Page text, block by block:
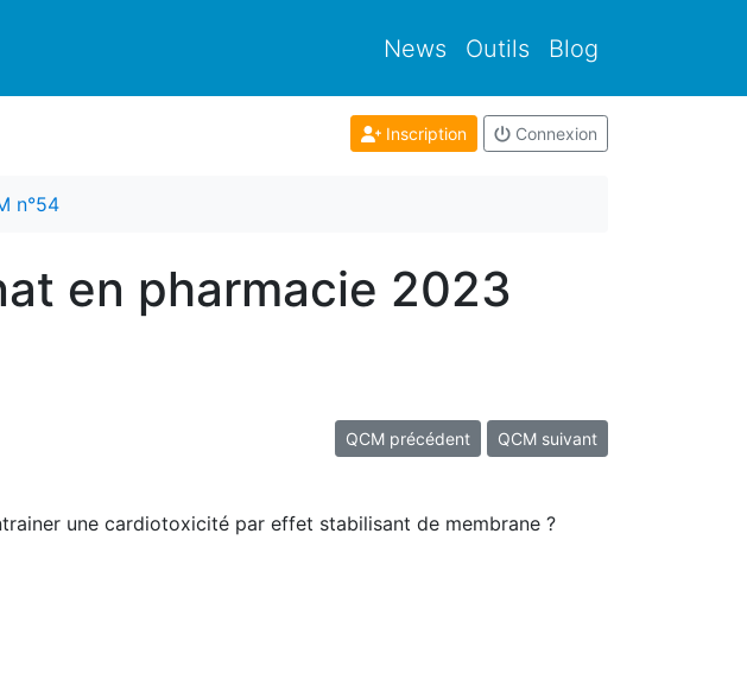
News Outils Blog
Inscription Connexion
n°54
en pharmacie 2023
QCM précédent QCM suivant
une cardiotoxicité par effet stabilisant de membrane ?